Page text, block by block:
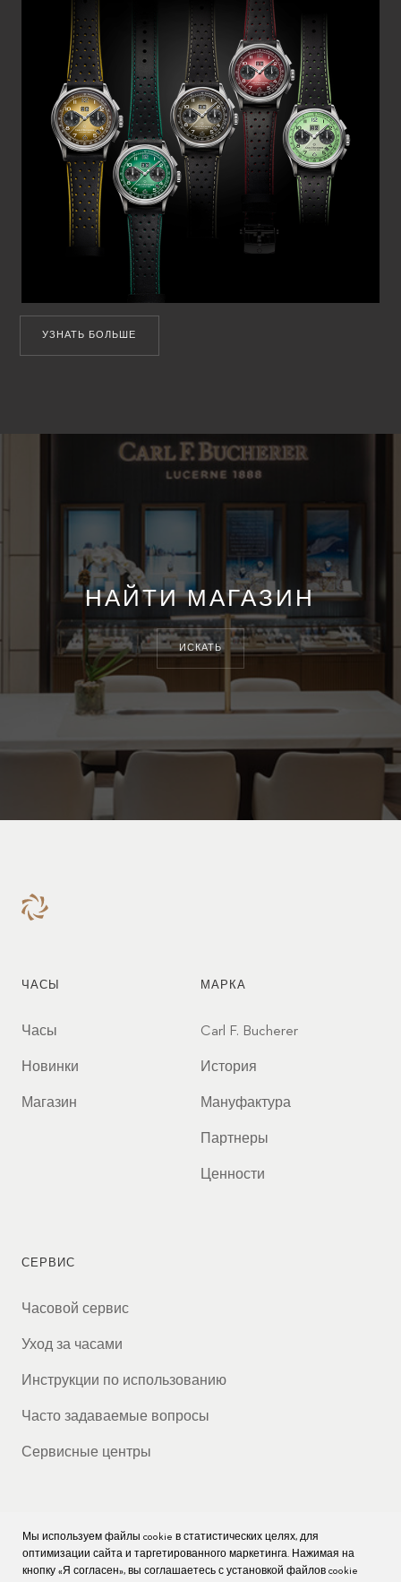
УЗНАТЬ БОЛЬШЕ
НАЙТИ МАГАЗИН
ИСКАТЬ
ЧАСЫ
Часы
Новинки
Магазин
МАРКА
Carl F. Bucherer
История
Мануфактура
Партнеры
Ценности
СЕРВИС
Часовой сервис
Уход за часами
Инструкции по использованию
Часто задаваемые вопросы
Сервисные центры
КОМПАНИЯ
Мы используем файлы cookie в статистических целях, для
оптимизации сайта и таргетированного маркетинга. Нажимая на
кнопку «Я согласен», вы соглашаетесь с установкой файлов cookie